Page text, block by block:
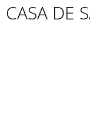
CASA DE
J